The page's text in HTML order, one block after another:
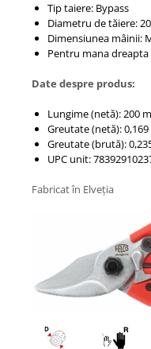
Tip taiere: Bypass
Diametru de tăiere:
Dimensiunea mâinii:
Pentru mana dreapta
Date despre produs:
Lungime (netă): 200
Greutate (netă): 0,169
Greutate (brută):
UPC unit:
Fabricat în Elveția